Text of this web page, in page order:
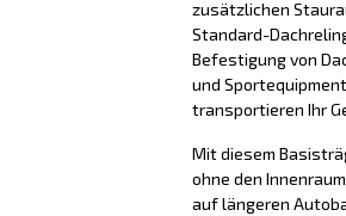
zusätzlichen
Standard-
Befestigung von
und
transportieren Ihr
Mit diesem
ohne den
auf längeren